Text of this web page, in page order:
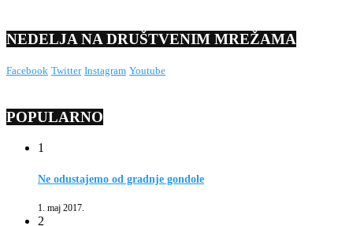
NEDELJA NA DRUŠTVENIM MREŽAMA
Facebook Twitter Instagram Youtube
POPULARNO
1
Ne odustajemo od gradnje gondole
1. maj 2017.
2